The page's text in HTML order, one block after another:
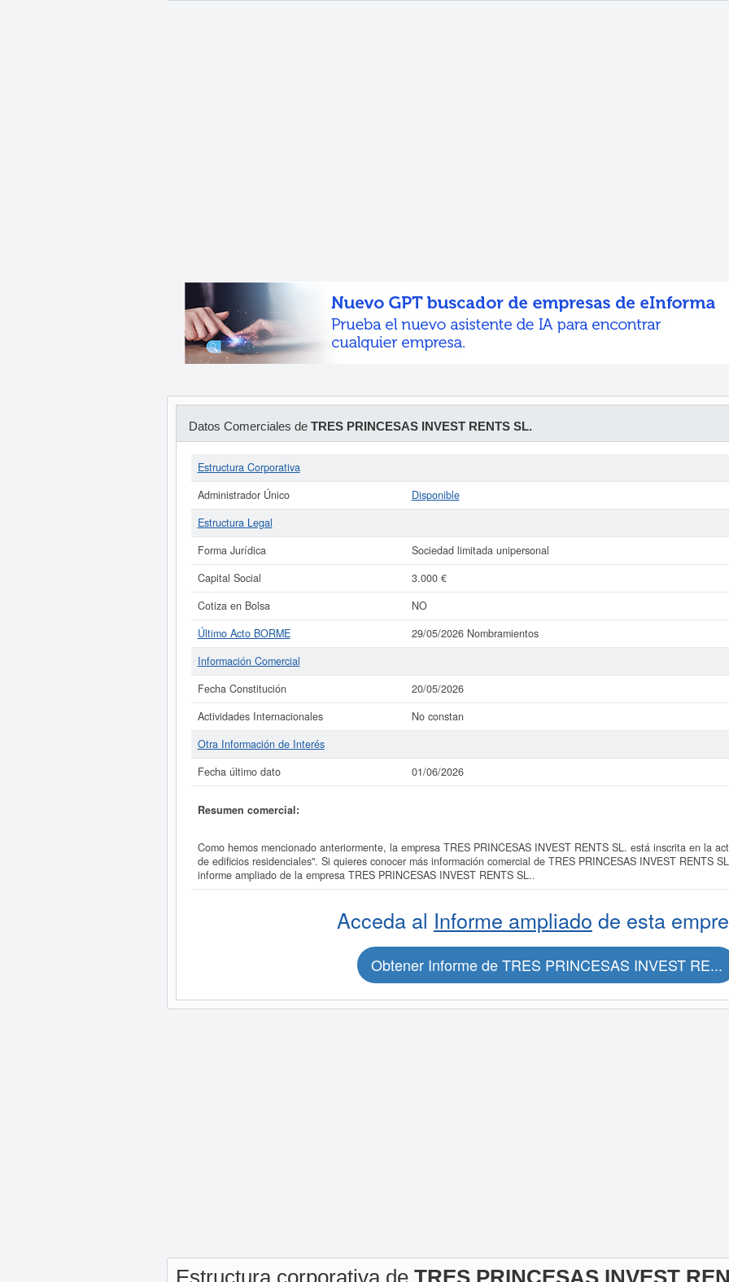
Datos Comerciales de TRES PRINCESAS INVEST RENTS SL.
Estructura Corporativa
Administrador Único
Disponible
Estructura Legal
Forma Jurídica
Sociedad limitada unipersonal
Capital Social
3.000 €
Cotiza en Bolsa
NO
Último Acto BORME
29/05/2026 Nombramientos
Información Comercial
Fecha Constitución
20/05/2026
Actividades Internacionales
No constan
Otra Información de Interés
Fecha último dato
01/06/2026
Resumen comercial:
Como hemos mencionado anteriormente, la empresa TRES PRINCESAS INVEST RENTS SL. está inscrita en la
de edificios residenciales". Si quieres conocer más información comercial de TRES PRINCESAS INVEST RENTS
informe ampliado de la empresa TRES PRINCESAS INVEST RENTS SL..
Acceda al Informe ampliado de esta
Obtener Informe de TRES PRINCESAS INVEST RE...
Estructura corporativa de TRES PRINCESAS INVEST